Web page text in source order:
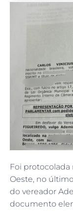
Foi protocolada
Oeste, no
do vereador
documento